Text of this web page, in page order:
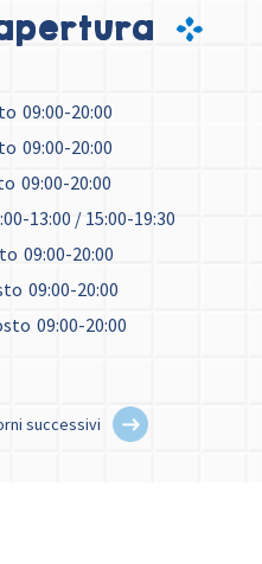
09:00-20:00
09:00-20:00
09:00-20:00
13:00 / 15:00-19:30
09:00-20:00
09:00-20:00
09:00-20:00
successivi